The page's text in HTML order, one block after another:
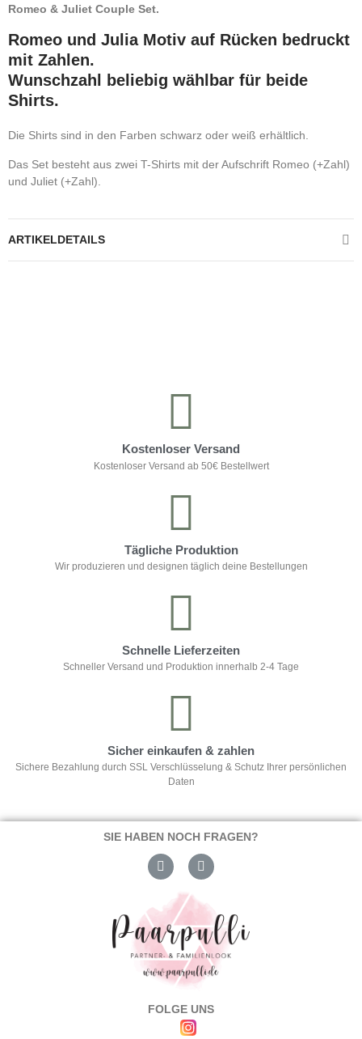
Romeo & Juliet Couple Set.
Romeo und Julia Motiv auf Rücken bedruckt
mit Zahlen.
Wunschzahl beliebig wählbar für beide
Shirts.
Die Shirts sind in den Farben schwarz oder weiß erhältlich.
Das Set besteht aus zwei T-Shirts mit der Aufschrift Romeo (+Zahl)
und Juliet (+Zahl).
ARTIKELDETAILS
Kostenloser Versand
Kostenloser Versand ab 50€ Bestellwert
Tägliche Produktion
Wir produzieren und designen täglich deine Bestellungen
Schnelle Lieferzeiten
Schneller Versand und Produktion innerhalb 2-4 Tage
Sicher einkaufen & zahlen
Sichere Bezahlung durch SSL Verschlüsselung & Schutz Ihrer persönlichen
Daten
SIE HABEN NOCH FRAGEN?
FOLGE UNS